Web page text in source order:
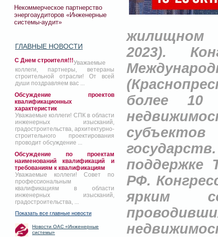
Некоммерческое партнерство
энергоаудиторов «Инженерные
системы-аудит»
ГЛАВНЫЕ НОВОСТИ
С Днем строителя!!!Уважаемые
коллеги, партнеры, ветераны
строительной отрасли! От всей
души поздравляем вас ...
Обсуждение проектов
квалификационных
характеристик
Уважаемые коллеги! СПК в области
инженерных изысканий,
градостроительства, архитектурно-
строительного проектирования
проводит обсуждение ...
Обсуждение по проектам
наименований квалификаций и
требованиям к квалификациям
Уважаемые коллеги! Совет по
профессиональным
квалификациям в области
инженерных изысканий,
градостроительства, ...
Показать все главные новости
Новости ОАС «Инженерные
системы»
жилищном
2023).
более 10
поддержке
РФ.
ярким